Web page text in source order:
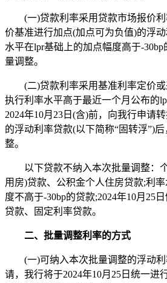
(一)贷款利率采用贷款市场报价利
价基准进行加点(加点可为负值)的浮
水平在lpr基础上的加点幅度高于-
量调整。
(二)贷款利率采用基准利率定价或
执行利率水平高于最近一个月公布的
2024年10月23日(含)前，向我行申请
的浮动利率贷款(以下简称“固转浮”)
整。
以下贷款不纳入本次批量调整：
用房)贷款、公积金个人住房贷款;利
度不高于-30bp的贷款;2024年10月25
贷款、固定利率贷款。
二、批量调整利率的方式
(一)可纳入本次批量调整的浮动利
请，我行将于2024年10月25日统一进